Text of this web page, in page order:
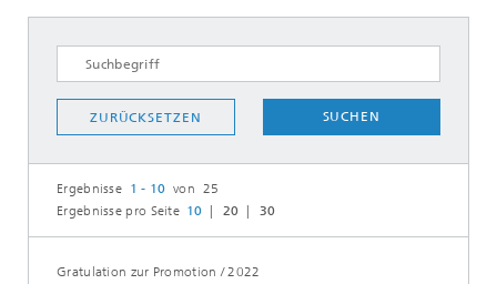
ZURÜCKSETZEN SUCHEN
Ergebnisse 1 - 10 von 25
Ergebnisse pro Seite 10 20 30
Gratulation zur Promotion /2022